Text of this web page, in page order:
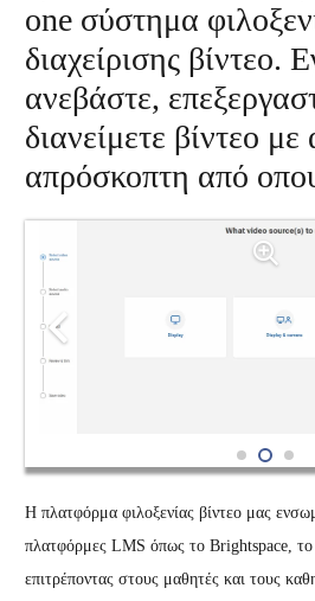
one σύστημα
διαχείρισης βίντεο.
ανεβάστε,
διανείμετε βίντεο
απρόσκοπτη από
Η πλατφόρμα φιλοξενίας βίντεο μας
πλατφόρμες LMS όπως το Brightspace, το
επιτρέποντας στους μαθητές και τους